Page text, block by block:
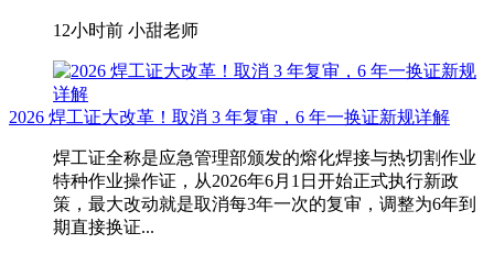
12小时前 小甜老师
2026 焊工证大改革！取消 3 年复审，6 年一换证新规详解
焊工证全称是应急管理部颁发的熔化焊接与热切割作业
特种作业操作证，从2026年6月1日开始正式执行新政
策，最大改动就是取消每3年一次的复审，调整为6年到
期直接换证...